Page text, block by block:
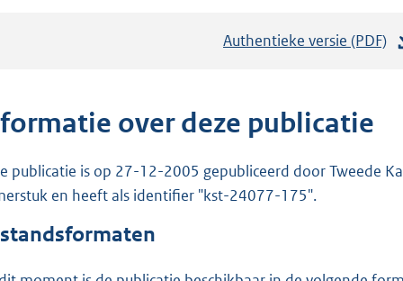
Authentieke versie (PDF)
n
over deze publicatie
publicatie is op 27-12-2005 gepubliceerd door Tweede
en heeft als identifier "kst-24077-175".